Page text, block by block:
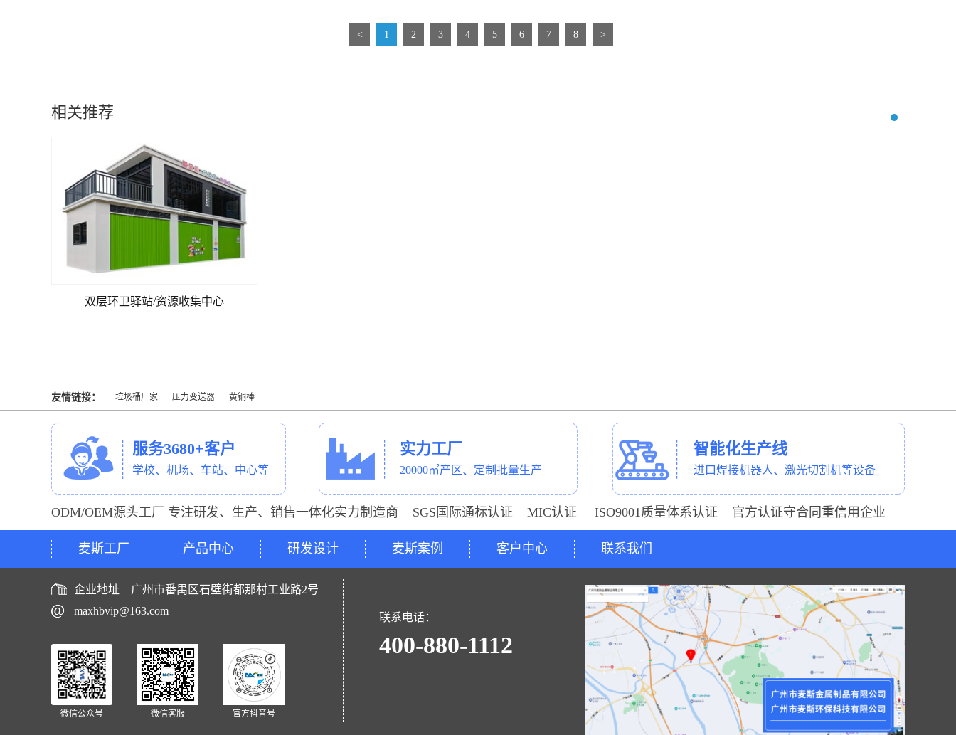
< 1 2 3 4 5 6 7 8 >
相关推荐
双层环卫驿站/资源收集中心
友情链接： 垃圾桶厂家 压力变送器 黄铜棒
服务3680+客户
学校、机场、车站、中心等
实力工厂
20000㎡产区、定制批量生产
智能化生产线
进口焊接机器人、激光切割机等设备
ODM/OEM源头工厂 专注研发、生产、销售一体化实力制造商 SGS国际通标认证 MIC认证 ISO9001质量体系认证 官方认证守合同重信用企业
麦斯工厂 产品中心 研发设计 麦斯案例 客户中心 联系我们
企业地址—广州市番禺区石壁街都那村工业路2号
maxhbvip@163.com
微信公众号 微信客服 官方抖音号
联系电话：
400-880-1112